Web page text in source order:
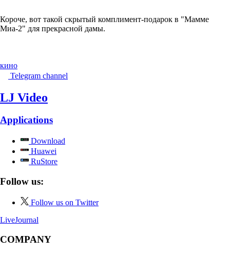
Короче, вот такой скрытый комплимент-подарок в "Мамме
Миа-2" для прекрасной дамы.
кино
Telegram channel
LJ Video
Applications
Download
Huawei
RuStore
Follow us:
Follow us on Twitter
LiveJournal
COMPANY